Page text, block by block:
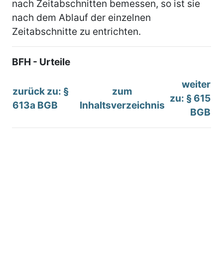
nach Zeitabschnitten bemessen, so ist sie
nach dem Ablauf der einzelnen
Zeitabschnitte zu entrichten.
BFH - Urteile
zurück zu: §
613a BGB
zum
Inhaltsverzeichnis
weiter
zu: § 615
BGB